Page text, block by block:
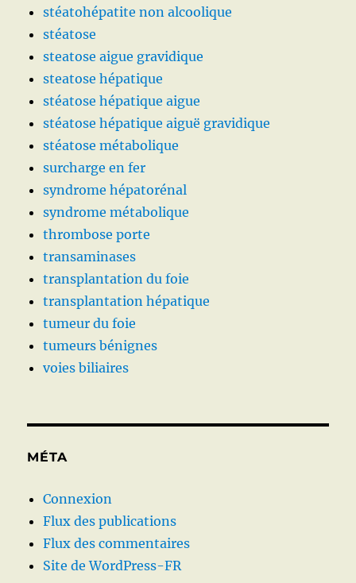
stéatohépatite non alcoolique
stéatose
steatose aigue gravidique
steatose hépatique
stéatose hépatique aigue
stéatose hépatique aiguë gravidique
stéatose métabolique
surcharge en fer
syndrome hépatorénal
syndrome métabolique
thrombose porte
transaminases
transplantation du foie
transplantation hépatique
tumeur du foie
tumeurs bénignes
voies biliaires
MÉTA
Connexion
Flux des publications
Flux des commentaires
Site de WordPress-FR